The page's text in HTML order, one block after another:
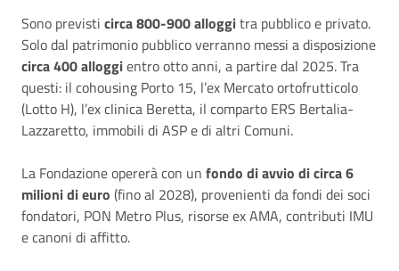
Sono previsti circa 800-900 alloggitra pubblico e privato.
Solo dal patrimonio pubblico verranno messi a disposizione
circa 400 alloggientro otto anni, a partire dal 2025. Tra
questi: il cohousing Porto 15, l’ex Mercato ortofrutticolo
(Lotto H), l’ex clinica Beretta, il comparto ERS Bertalia-
Lazzaretto, immobili di ASP e di altri Comuni.
La Fondazione opererà con un fondo di avvio di circa 6
milioni di euro (fino al 2028), provenienti da fondi dei soci
fondatori, PON Metro Plus, risorse ex AMA, contributi IMU
e canoni di affitto.